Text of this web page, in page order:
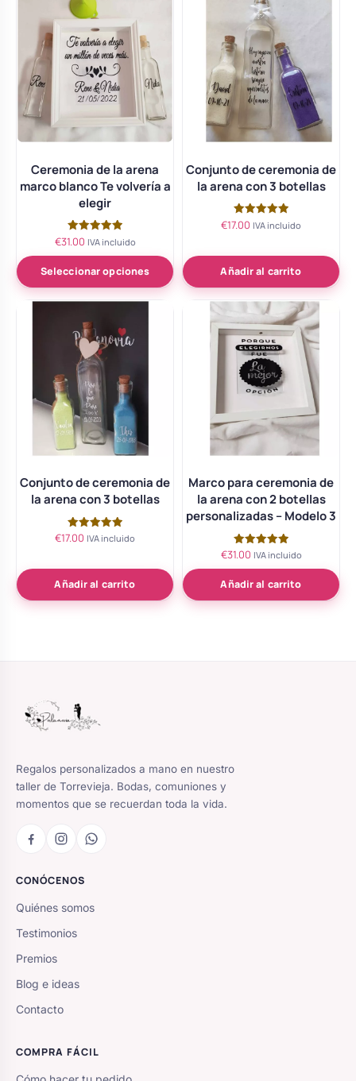
Ceremonia de la arena
marco blanco Te volvería a
elegir
Valorado
5.00
de 5
€31.00 IVA incluido
Seleccionar opciones
Conjunto de ceremonia de
la arena con 3 botellas
Valorado
€17.00 IVA incluido
Añadir al carrito
Conjunto de ceremonia de
la arena con 3 botellas
Valorado
€17.00 IVA incluido
Añadir al carrito
Marco para ceremonia de
la arena con 2 botellas
personalizadas – Modelo 3
Valorado
5.00
de 5
€31.00 IVA incluido
Añadir al carrito
Regalos personalizados a mano en nuestro
taller de Torrevieja. Bodas, comuniones y
momentos que se recuerdan toda la vida.
CONÓCENOS
Quiénes somos
Testimonios
Premios
Blog e ideas
Contacto
COMPRA FÁCIL